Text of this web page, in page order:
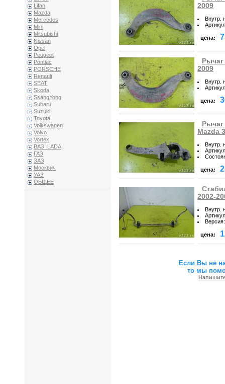
Lifan
Mazda
Mercedes
Mini
Mitsubishi
Nissan
Opel
Peugeot
Pontiac
PORSCHE
Renault
SEAT
Skoda
SsangYong
Subaru
Suzuki
Toyota
Volkswagen
Volvo
Vortex
ВАЗ_LADA
ГАЗ
ЗАЗ
Москвич
УАЗ
ОБЩЕЕ
2009
Внутр.
Артикул
цена:
2009
Внутр.
Артикул
цена:
Mazda
Внутр.
Артикул
цена:
2002-
Внутр.
Артикул
Версия:
цена:
Если Вы не
то мы